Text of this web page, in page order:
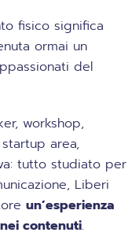
fisico significa
ormai un
del
workshop,
area,
tutto studiato per
Liberi
un’esperienza
contenuti.